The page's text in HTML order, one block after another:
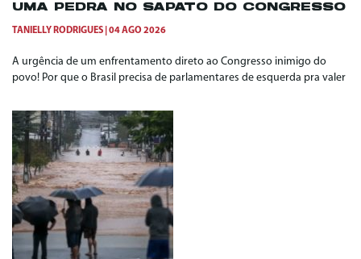
UMA PEDRA NO SAPATO DO CONGRESSO
TANIELLY RODRIGUES 04 AGO 2026
A urgência de um enfrentamento direto ao Congresso inimigo do
povo! Por que o Brasil precisa de parlamentares de esquerda pra valer